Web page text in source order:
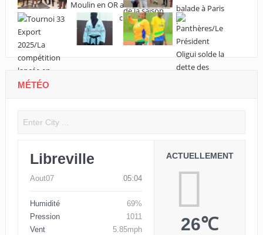
MÉTÉO
Libreville
Aout07 05:04
Humidité
69%
Pression
1011
Vent
5.85mph
ACTUELLEMENT
26℃